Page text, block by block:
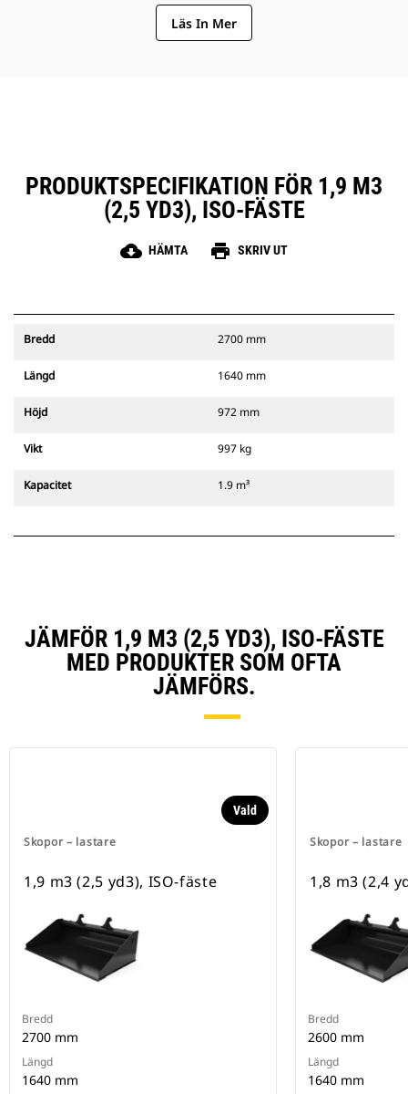
Läs In Mer
PRODUKTSPECIFIKATION FÖR 1,9 M3
(2,5 YD3), ISO-FÄSTE
cloud_download HÄMTA print SKRIV UT
Bredd 2700 mm
Längd 1640 mm
Höjd 972 mm
Vikt 997 kg
Kapacitet 1.9 m³
JÄMFÖR 1,9 M3 (2,5 YD3), ISO-FÄSTE
MED PRODUKTER SOM OFTA
JÄMFÖRS.
Skopor – lastare
Vald
1,9 m3 (2,5 yd3), ISO-fäste
Bredd
2700 mm
Längd
1640 mm
Skopor – lastare
1,8 m3 (2,4
Bredd
2600 mm
Längd
1640 mm